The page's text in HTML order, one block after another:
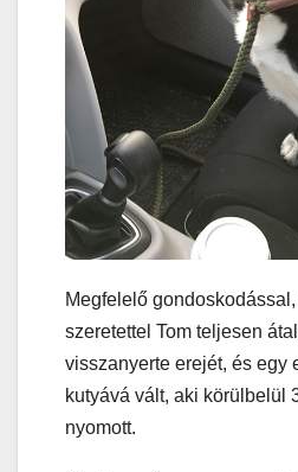
Megfelelő
szeretettel Tom teljesen
visszanyerte erejét, és egy
kutyává vált, aki körülbelül
nyomott.